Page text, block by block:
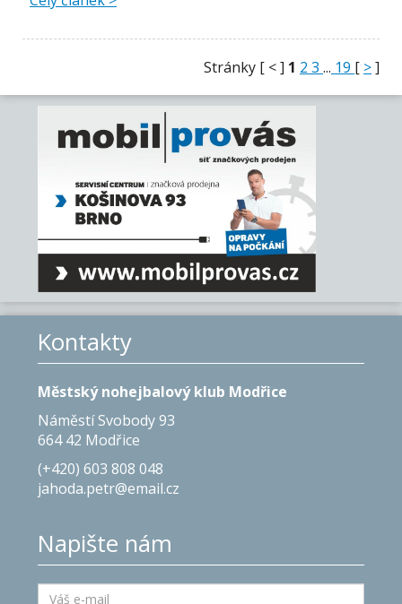
Stránky [ < ] 1 2 3 ... 19 [ >]
Kontakty
Městský nohejbalový klub Modřice
Náměstí Svobody 93
664 42 Modřice
(+420) 603 808 048
jahoda.petr@email.cz
Napište nám